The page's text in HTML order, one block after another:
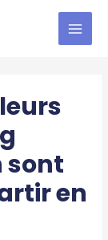
sont
en